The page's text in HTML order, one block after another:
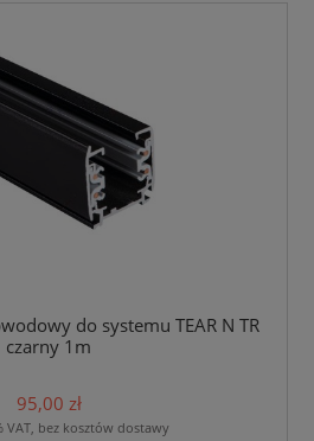
do systemu TEAR N TR
czarny 1m
95,00 zł
VAT, bez kosztów dostawy